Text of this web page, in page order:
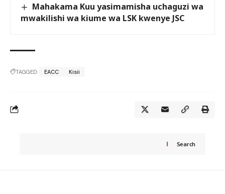
Mahakama Kuu yasimamisha uchaguzi wa
mwakilishi wa kiume wa LSK kwenye JSC
TAGGED: EACC Kisii
Search